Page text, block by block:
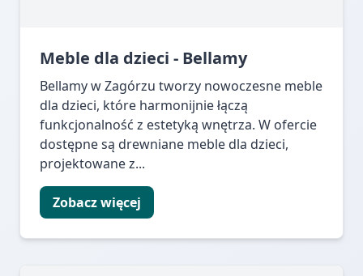
Meble dla dzieci - Bellamy
Bellamy w Zagórzu tworzy nowoczesne meble
dla dzieci, które harmonijnie łączą
funkcjonalność z estetyką wnętrza. W ofercie
dostępne są drewniane meble dla dzieci,
projektowane z...
Zobacz więcej